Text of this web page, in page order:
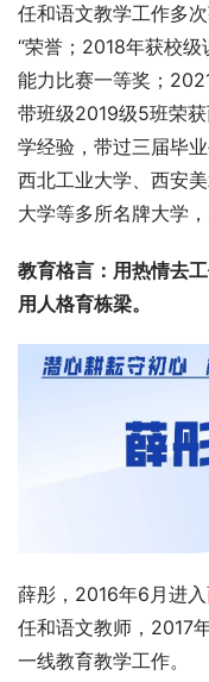
任和语文教学工作多
“荣誉；2018年获校
能力比赛一等奖；
带班级2019级5班荣
学经验，带过三届毕
西北工业大学、西安
大学等多所名牌大学
教育格言： 用热情去
用人格育栋梁。
薛彤，2016年6月进入
任和语文教师，2017
一线教育教学工作。